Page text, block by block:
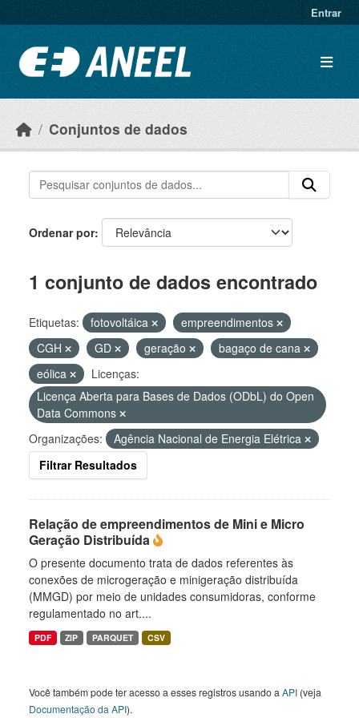
Entrar
Conjuntos de dados
Ordenar por
1 conjunto de dados encontrado
Etiquetas: fotovoltáica
empreendimentos
CGH
GD geração
bagaço de cana
eólica
Licenças:
Licença Aberta para Bases de Dados (ODbL) do Open
Data Commons
Organizações:
Agência Nacional de Energia Elétrica
Filtrar Resultados
Relação de empreendimentos de Mini e Micro
Geração Distribuída
O presente documento trata de dados referentes às
conexões de microgeração e minigeração distribuída
(MMGD) por meio de unidades consumidoras, conforme
regulamentado no art....
PDF ZIP PARQUET CSV
Você também pode ter acesso a esses registros usando a API (veja
Documentação da API).